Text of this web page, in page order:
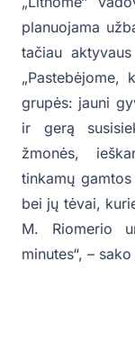
planuojama
tačiau
„Pastebėjome,
grupės: jauni
ir gerą
žmonės,
tinkamų
bei jų tėvai,
M. Riomerio
minutes“, –